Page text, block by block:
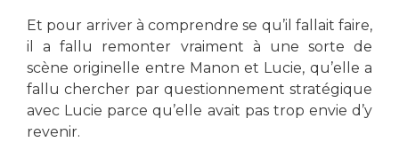
Et pour arriver à comprendre se qu’il fallait faire,
il a fallu remonter vraiment à une sorte de
scène originelle entre Manon et Lucie, qu’elle a
fallu chercher par questionnement stratégique
avec Lucie parce qu’elle avait pas trop envie d’y
revenir.